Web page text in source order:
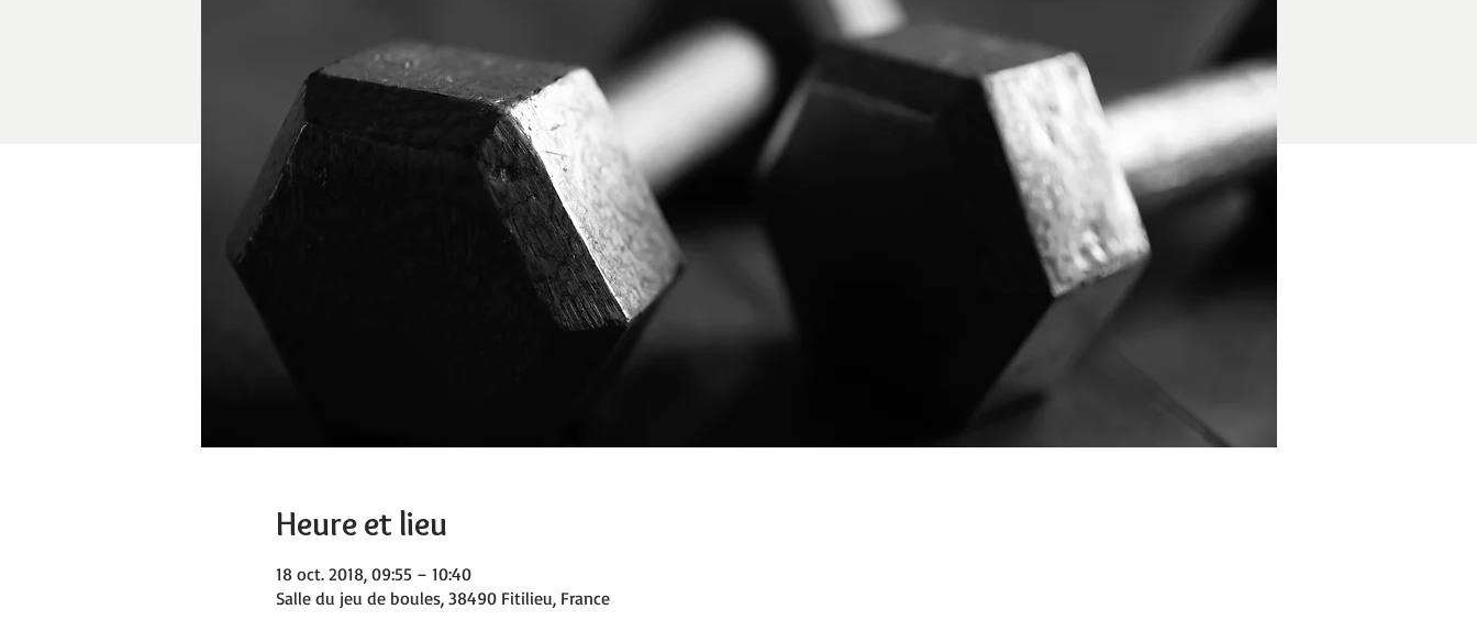
Heure et lieu
18 oct. 2018, 09:55 – 10:40
Salle du jeu de boules, 38490 Fitilieu, France